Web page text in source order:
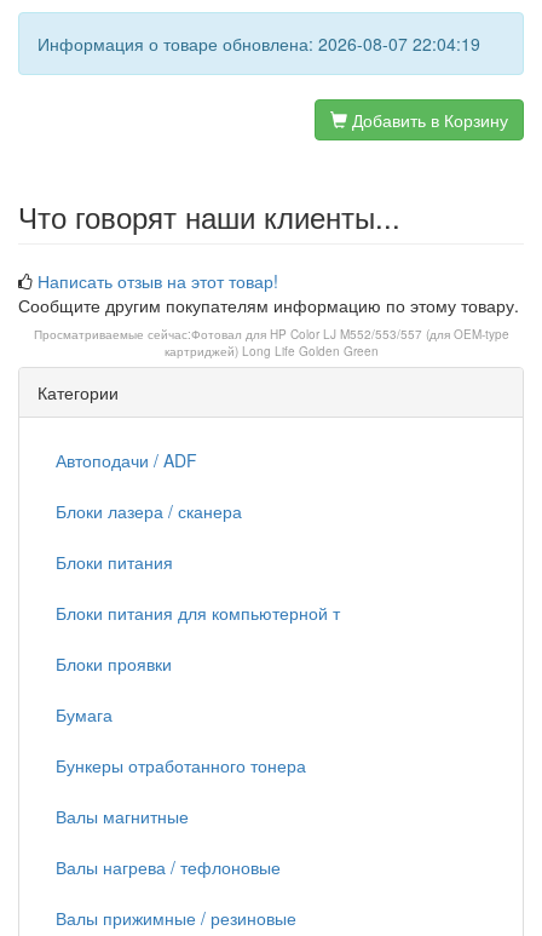
Информация о товаре обновлена: 2026-08-07 22:04:19
Добавить в Корзину
Что говорят наши клиенты...
Написать отзыв на этот товар!
Сообщите другим покупателям информацию по этому товару.
Просматриваемые сейчас:Фотовал для HP Color LJ M552/553/557 (для OEM-type
картриджей) Long Life Golden Green
Категории
Автоподачи / ADF
Блоки лазера / сканера
Блоки питания
Блоки питания для компьютерной т
Блоки проявки
Бумага
Бункеры отработанного тонера
Валы магнитные
Валы нагрева / тефлоновые
Валы прижимные / резиновые